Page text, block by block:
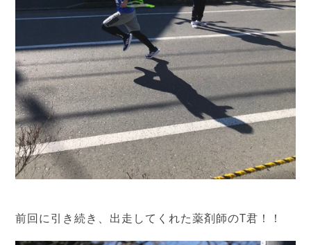
前回に引き続き、出走してくれた薬剤師のT君！！